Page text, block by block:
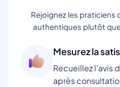
Rejoignez les praticiens
authentiques plutôt
Mesurez la
Recueillez l'avis
après